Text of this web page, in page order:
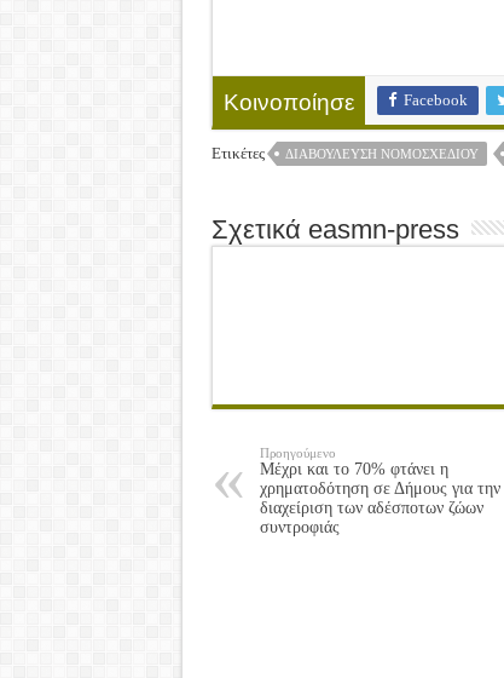
Κοινοποίησε Facebook
Ετικέτες ΔΙΑΒΟΎΛΕΥΣΗ ΝΟΜΟΣΧΕΔΊΟΥ
Σχετικά easmn-press
Προηγούμενο
Μέχρι και το 70% φτάνει η
χρηματοδότηση σε Δήμους για την
διαχείριση των αδέσποτων ζώων
συντροφιάς